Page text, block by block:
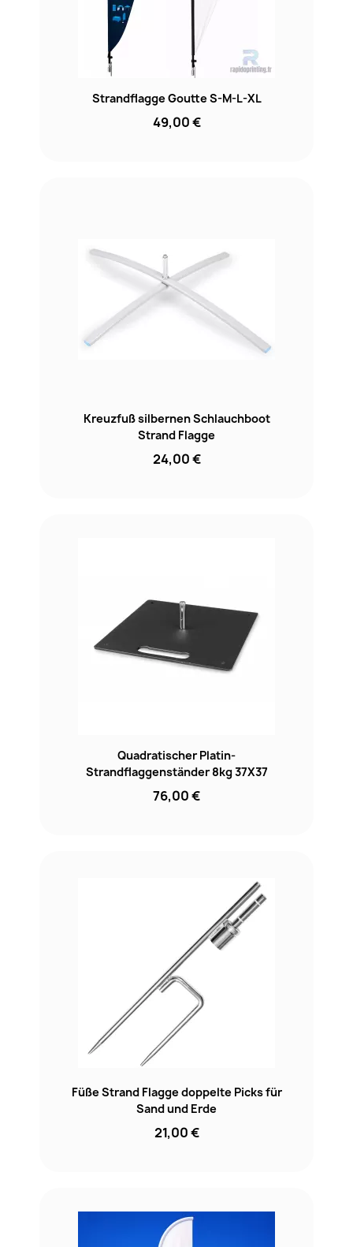
Strandflagge Goutte S-M-L-XL
49,00 €
Kreuzfuß silbernen Schlauchboot
Strand Flagge
24,00 €
Quadratischer Platin-
Strandflaggenständer 8kg 37X37
76,00 €
Füße Strand Flagge doppelte Picks für
Sand und Erde
21,00 €